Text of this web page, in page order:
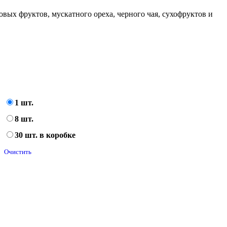
фруктов, мускатного ореха, черного чая, сухофруктов и
1 шт.
8 шт.
30 шт. в коробке
Очистить